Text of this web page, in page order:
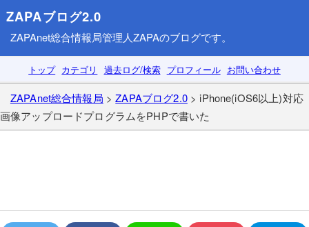
ZAPAブログ2.0
ZAPAnet総合情報局管理人ZAPAのブログです。
トップ カテゴリ 過去ログ/検索 プロフィール お問い合わせ
ZAPAnet総合情報局 >ZAPAブログ2.0> iPhone(iOS6以上)対応
画像アップロードプログラムをPHPで書いた